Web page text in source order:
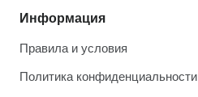
Информация
Правила и условия
Политика конфиденциальности